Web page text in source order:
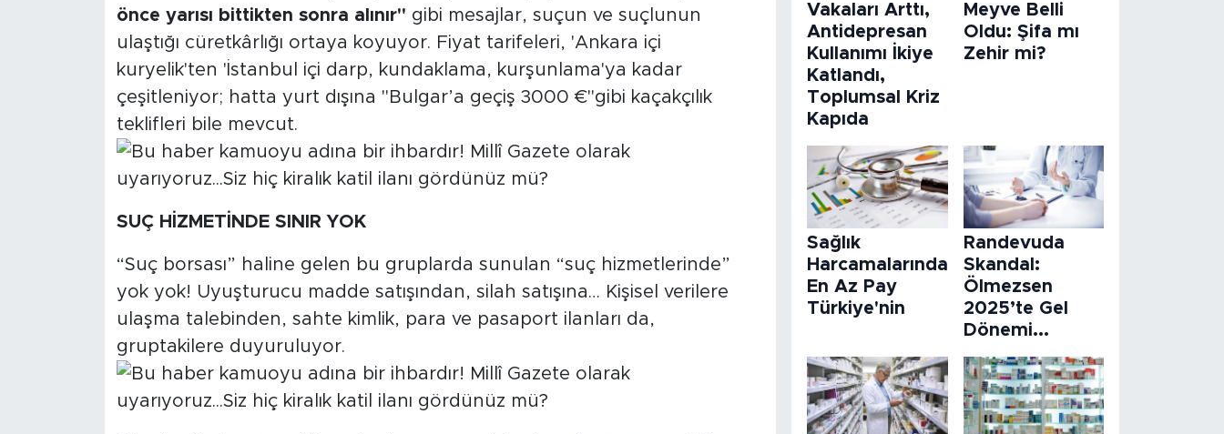
önce yarısı bittikten sonra alınır" gibi mesajlar, suçun ve suçlunun
ulaştığı cüretkârlığı ortaya koyuyor. Fiyat tarifeleri, 'Ankara içi
kuryelik'ten 'İstanbul içi darp, kundaklama, kurşunlama'ya kadar
çeşitleniyor; hatta yurt dışına "Bulgar’a geçiş 3000 €"gibi kaçakçılık
teklifleri bile mevcut.
SUÇ HİZMETİNDE SINIR YOK
“Suç borsası” haline gelen bu gruplarda sunulan “suç hizmetlerinde”
yok yok! Uyuşturucu madde satışından, silah satışına… Kişisel verilere
ulaşma talebinden, sahte kimlik, para ve pasaport ilanları da,
gruptakilere duyuruluyor.
Vakaları Arttı,
Antidepresan
Kullanımı İkiye
Katlandı,
Toplumsal Kriz
Kapıda
Meyve Belli
Oldu: Şifa mı
Zehir mi?
Sağlık
Harcamalarında
En Az Pay
Türkiye'nin
Randevuda
Skandal:
Ölmezsen
2025’te Gel
Dönemi...